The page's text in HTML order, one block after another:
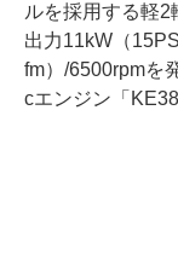
ルを採用する軽
出力11kW（
fm）/6500rpmを
cエンジン「